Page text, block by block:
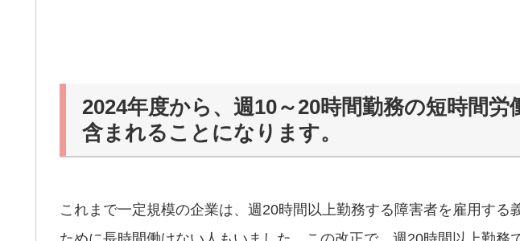
2024年度から、週10～20時間勤務の短時間労
含まれることになります。
これまで一定規模の企業は、週20時間以上勤務する障害者を雇用する